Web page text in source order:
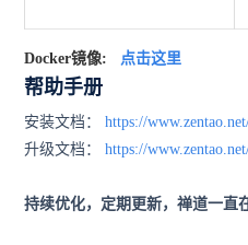
Docker镜像: 点击这里
帮助手册
安装文档： https://
升级文档： https://
持续优化，定期更新，禅道一直